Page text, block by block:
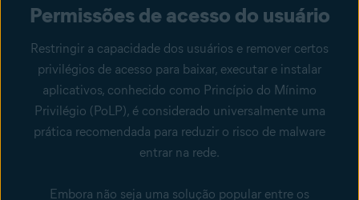
Permissões de acesso do usuário
Restringir a capacidade dos usuários e remover certos
privilégios de acesso para baixar, executar e instalar
aplicativos, conhecido como Princípio do Mínimo
Privilégio (PoLP), é considerado universalmente uma
prática recomendada para reduzir o risco de malware
entrar na rede.
Embora não seja uma solução popular entre os